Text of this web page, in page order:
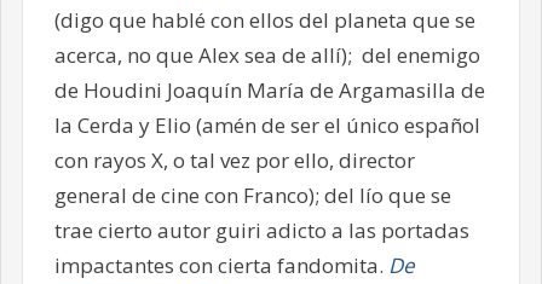
(digo que hablé con ellos del planeta que se
acerca, no que Alex sea de allí); del enemigo
de Houdini Joaquín María de Argamasilla de
la Cerda y Elio (amén de ser el único español
con rayos X, o tal vez por ello, director
general de cine con Franco); del lío que se
trae cierto autor guiri adicto a las portadas
impactantes con cierta fandomita. De